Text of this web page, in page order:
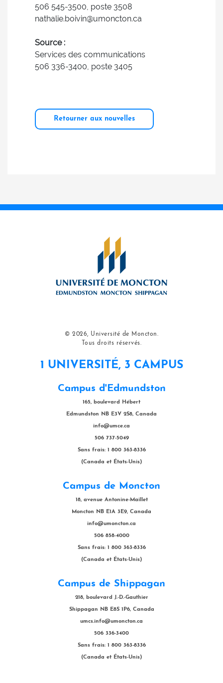
506 545-3500, poste 3508
nathalie.boivin@umoncton.ca
Source :
Services des communications
506 336-3400, poste 3405
Retourner aux nouvelles
© 2026, Université de Moncton.
Tous droits réservés.
1 UNIVERSITÉ, 3 CAMPUS
Campus d'Edmundston
165, boulevard Hébert
Edmundston NB E3V 2S8, Canada
info@umce.ca
506 737-5049
Sans frais: 1 800 363-8336
(Canada et États-Unis)
Campus de Moncton
18, avenue Antonine-Maillet
Moncton NB E1A 3E9, Canada
info@umoncton.ca
506 858-4000
Sans frais: 1 800 363-8336
(Canada et États-Unis)
Campus de Shippagan
218, boulevard J.-D.-Gauthier
Shippagan NB E8S 1P6, Canada
umcs.info@umoncton.ca
506 336-3400
Sans frais: 1 800 363-8336
(Canada et États-Unis)